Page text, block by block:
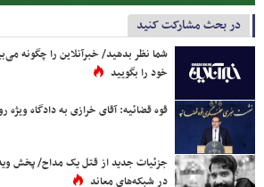
در بحث مشارکت کنید
شما نظر بدهید/ خبرآنلاین را چگونه
خود را بگویید
قوه قضائیه: آقای خرازی به دادگاه
جزئیات جدید از قتل یک مداح/ پخش
در شبکه‌های معاند